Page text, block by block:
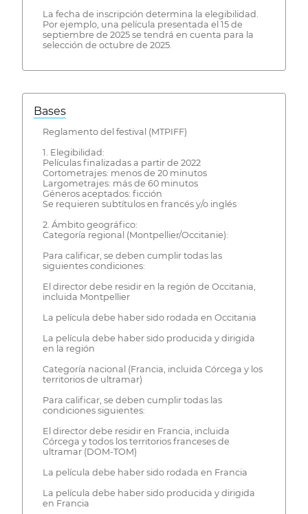
La fecha de inscripción determina la elegibilidad.
Por ejemplo, una película presentada el 15 de
septiembre de 2025 se tendrá en cuenta para la
selección de octubre de 2025.
Bases
Reglamento del festival (MTPIFF)
1. Elegibilidad:
Películas finalizadas a partir de 2022
Cortometrajes: menos de 20 minutos
Largometrajes: más de 60 minutos
Géneros aceptados: ficción
Se requieren subtítulos en francés y/o inglés
2. Ámbito geográfico:
Categoría regional (Montpellier/Occitanie):
Para calificar, se deben cumplir todas las
siguientes condiciones:
El director debe residir en la región de Occitania,
incluida Montpellier
La película debe haber sido rodada en Occitania
La película debe haber sido producida y dirigida
en la región
Categoría nacional (Francia, incluida Córcega y los
territorios de ultramar)
Para calificar, se deben cumplir todas las
condiciones siguientes:
El director debe residir en Francia, incluida
Córcega y todos los territorios franceses de
ultramar (DOM-TOM)
La película debe haber sido rodada en Francia
La película debe haber sido producida y dirigida
en Francia